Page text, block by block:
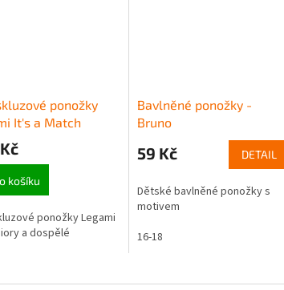
ponožky
It's a Match
- Panda
košíku
ponožky Legami
a dospělé
Bavlněné ponožky -
Bruno
59 Kč DETAIL
Dětské bavlněné ponožky s
motivem
16-18